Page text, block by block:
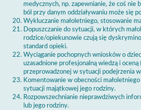
medycznych, np. zapewnianie, że coś nie
ból przy danym oddziaływaniu może się
Wykluczanie małoletniego, stosowanie
Dopuszczanie do sytuacji, w których
rodzice/opiekunowie czują się
standard opieki.
Wyciąganie pochopnych wniosków o
uzasadnione profesjonalną wiedzą i
przeprowadzonej w sytuacji podejrzenia
Komentowanie w obecności
sytuacji majątkowej jego rodziny.
Rozpowszechnianie nieprawdziwych
lub jego rodziny.